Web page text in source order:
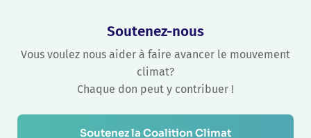
Soutenez-nous
Vous voulez nous aider à faire avancer le mouvement
climat?
Chaque don peut y contribuer !
Soutenez la Coalition Climat